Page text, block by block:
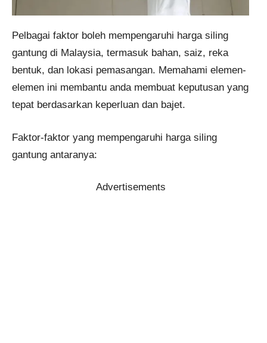
Pelbagai faktor boleh mempengaruhi harga siling
gantung di Malaysia, termasuk bahan, saiz, reka
bentuk, dan lokasi pemasangan. Memahami elemen-
elemen ini membantu anda membuat keputusan yang
tepat berdasarkan keperluan dan bajet.
Faktor-faktor yang mempengaruhi harga siling
gantung antaranya:
Advertisements